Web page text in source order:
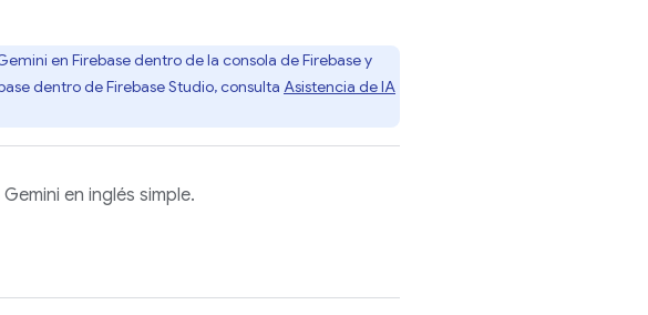
enFirebasedentro de la consola deFirebasey
dentro deFirebase Studio, consulta Asistencia de IA
en inglés simple.